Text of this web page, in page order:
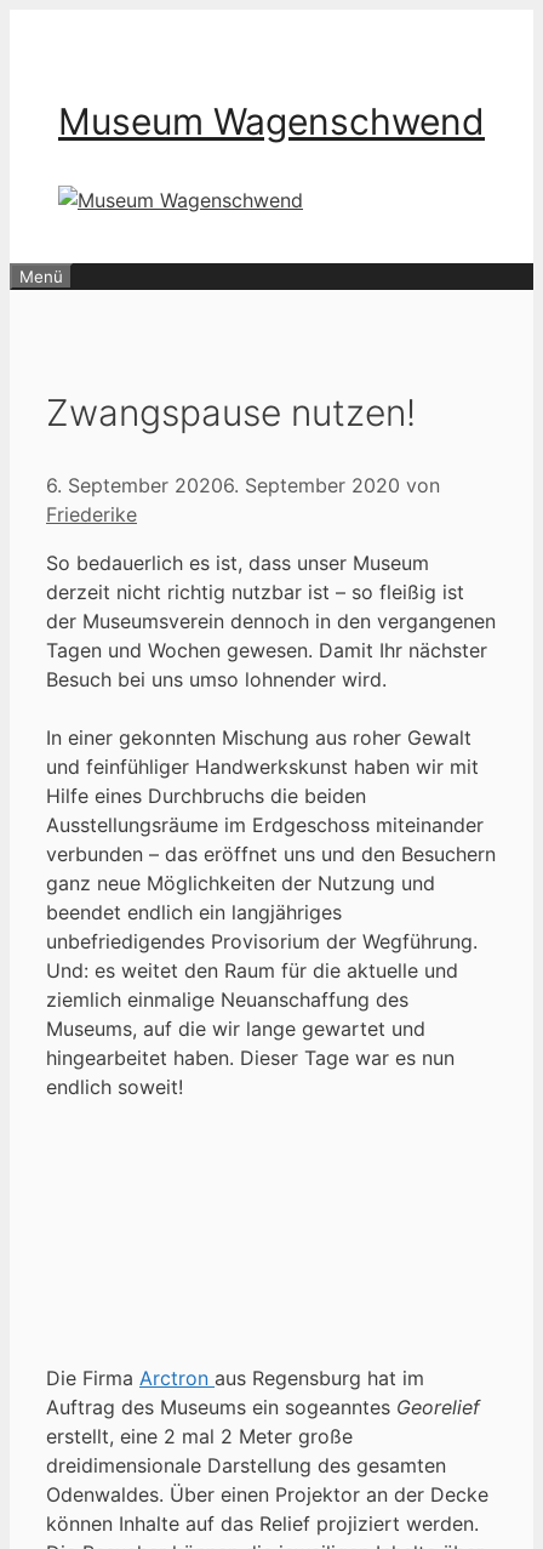
Museum Wagenschwend
Menü
Zwangspause nutzen!
6. September 20206. September 2020 von
Friederike
So bedauerlich es ist, dass unser Museum
derzeit nicht richtig nutzbar ist – so fleißig ist
der Museumsverein dennoch in den vergangenen
Tagen und Wochen gewesen. Damit Ihr nächster
Besuch bei uns umso lohnender wird.
In einer gekonnten Mischung aus roher Gewalt
und feinfühliger Handwerkskunst haben wir mit
Hilfe eines Durchbruchs die beiden
Ausstellungsräume im Erdgeschoss miteinander
verbunden – das eröffnet uns und den Besuchern
ganz neue Möglichkeiten der Nutzung und
beendet endlich ein langjähriges
unbefriedigendes Provisorium der Wegführung.
Und: es weitet den Raum für die aktuelle und
ziemlich einmalige Neuanschaffung des
Museums, auf die wir lange gewartet und
hingearbeitet haben. Dieser Tage war es nun
endlich soweit!
Die Firma Arctron aus Regensburg hat im
Auftrag des Museums ein sogeanntes Georelief
erstellt, eine 2 mal 2 Meter große
dreidimensionale Darstellung des gesamten
Odenwaldes. Über einen Projektor an der Decke
können Inhalte auf das Relief projiziert werden.